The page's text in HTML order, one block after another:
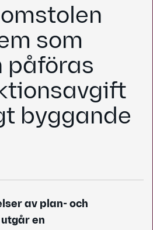
som
påföras
byggande
av plan- och
en